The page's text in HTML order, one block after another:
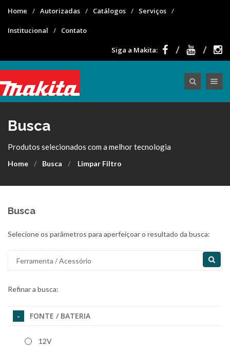
Home Autorizadas Catálogos Serviços
Institucional Contato
Siga a Makita:
Busca
Produtos selecionados com a melhor tecnologia
Home Busca Limpar Filtro
Busca
Selecione os parâmetros para aperfeiçoar o resultado da busca:
Refinar a busca:
FONTE / BATERIA
12V